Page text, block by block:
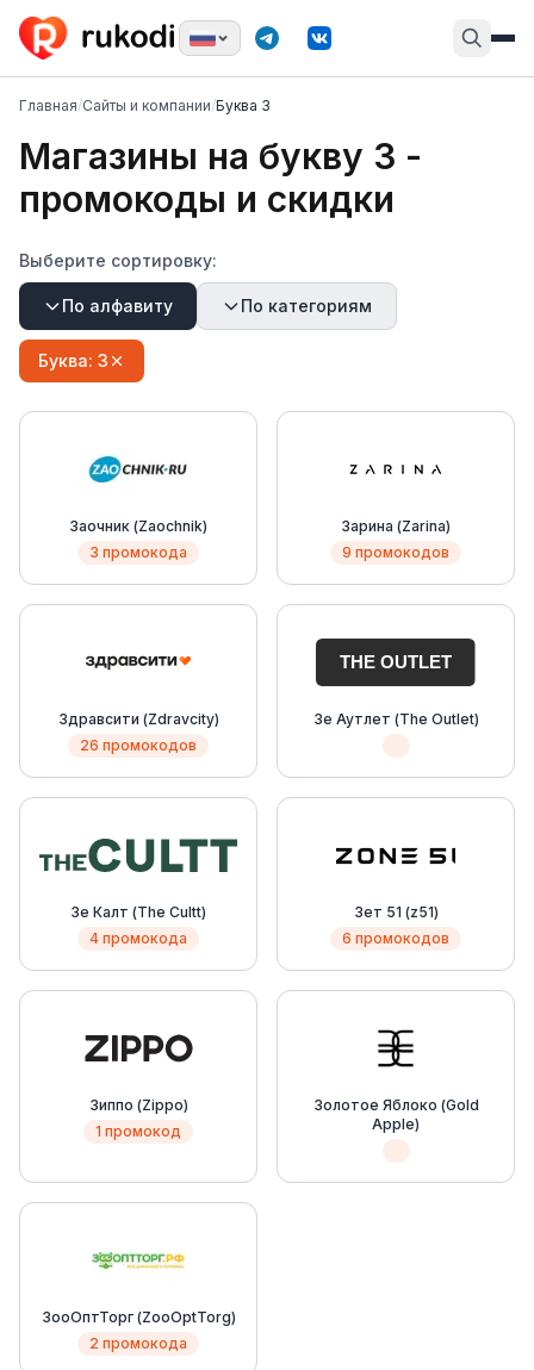
Главная/Сайты и компании/Буква З
Магазины на букву З -
промокоды и скидки
Выберите сортировку:
По алфавиту По категориям
Буква: З
Заочник (Zaochnik)
3 промокода
Зарина (Zarina)
9 промокодов
Здравсити (Zdravcity)
26 промокодов
Зе Аутлет (The Outlet)
Зе Калт (The Cultt)
4 промокода
Зет 51 (z51)
6 промокодов
Зиппо (Zippo)
1 промокод
Золотое Яблоко (Gold
Apple)
ЗооОптТорг (ZooOptTorg)
2 промокода